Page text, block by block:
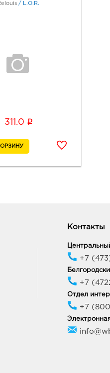
/ L.O.R.
311.0 i
Контакты
+7
+7
Отдел
+7